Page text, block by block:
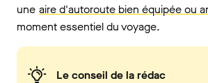
une aire d'autoroute bien équipée ou
moment essentiel du voyage.
Le conseil de la rédac